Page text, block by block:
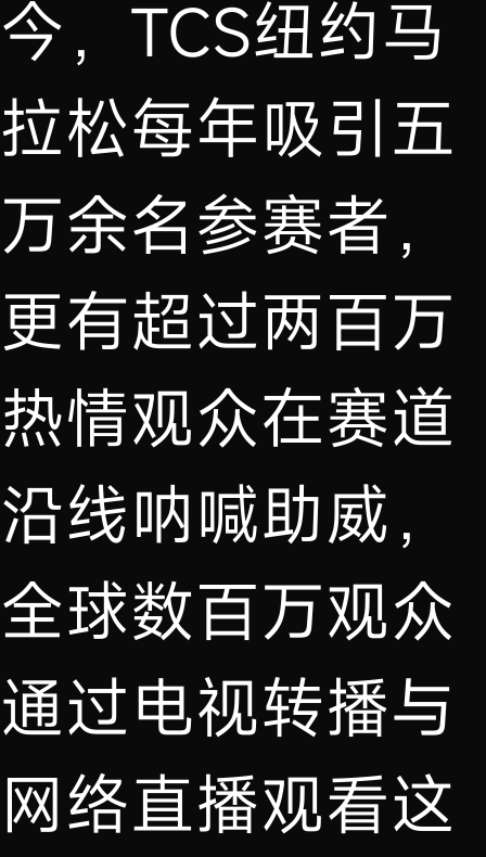
今，TCS纽约马
拉松每年吸引五
万余名参赛者，
更有超过两百万
热情观众在赛道
沿线呐喊助威，
全球数百万观众
通过电视转播与
网络直播观看这